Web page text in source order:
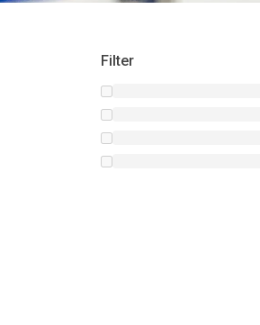
Filter